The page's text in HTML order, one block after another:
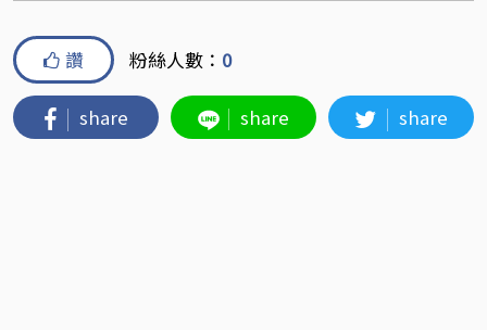
讚 粉絲人數： 0
share share share